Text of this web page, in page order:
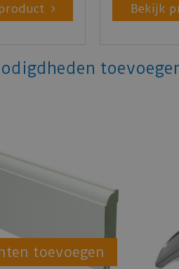
Bekijk
toevoegen